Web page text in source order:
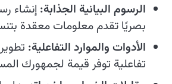
الرسوم البيانية الجذابة: إنشاء
بصريًا تقدم معلومات معقدة
الأدوات والموارد التفاعلية:
تفاعلية توفر قيمة لجمهورك